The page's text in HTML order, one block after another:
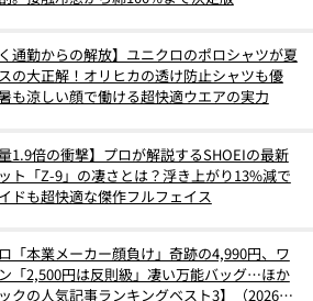
く通勤からの解放】ユニクロのポロシャツが夏
の大正解！オリヒカの透け防止シャツも優
も涼しい顔で働ける超快適ウエアの実力
量1.9倍の衝撃】プロが解説するSHOEIの最新
ト「Z-9」の凄さとは？浮き上がり13%減で
ドも超快適な傑作フルフェイス
「本業メーカー顔負け」奇跡の4,990円、ワ
「2,500円は反則級」凄い万能バッグ…ほか
ックの人気記事ランキングベスト3】（2026年